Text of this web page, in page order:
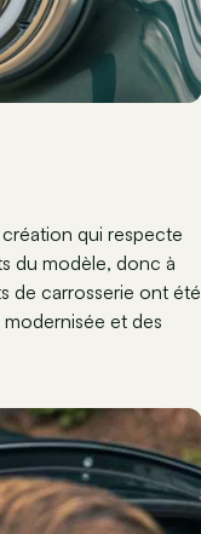
qui respecte
du modèle, donc à
de carrosserie ont été
et des